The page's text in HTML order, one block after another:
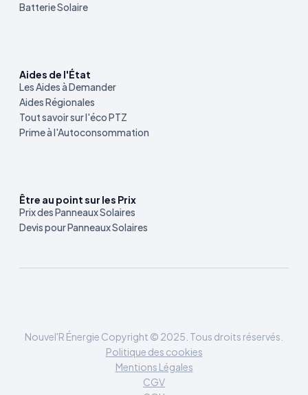
Batterie Solaire
Aides de l'État
Les Aides à Demander
Aides Régionales
Tout savoir sur l'éco PTZ
Prime à l'Autoconsommation
Être au point sur les Prix
Prix des Panneaux Solaires
Devis pour Panneaux Solaires
Nouvel'R Énergie Copyright © 2025. Tous droits réservés.
Politique des cookies
Mentions Légales
CGV